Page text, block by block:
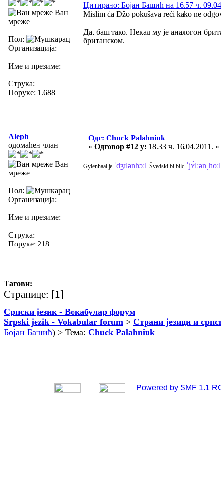
Ван
мреже
Пол:
Организација:
Име и презиме:
Струка:
Поруке: 1.688
Цитирано: Бојан Башић на 16.57 ч.
Mislim da Džo pokušava reći kako ne
Да, баш тако. Некад му је аналогон
британском.
Aleph
одомаћен члан
Ван
мреже
Пол:
Организација:
Име и презиме:
Струка:
Поруке: 218
Одг: Chuck Palahniuk
« Одговор #12 у: 18.33 ч. 16.04.2011. »
Gylenhaal je ˈdʒɪlənhɔːl. Švedski bi bilo ˈjʏ̀lːənˌhoːl
Тагови:
Странице: [1]
Српски језик - Вокабулар форум
Srpski jezik - Vokabular forum > Страни језици и
Бојан Башић) > Тема: Chuck Palahniuk
Powered by SMF 1.1